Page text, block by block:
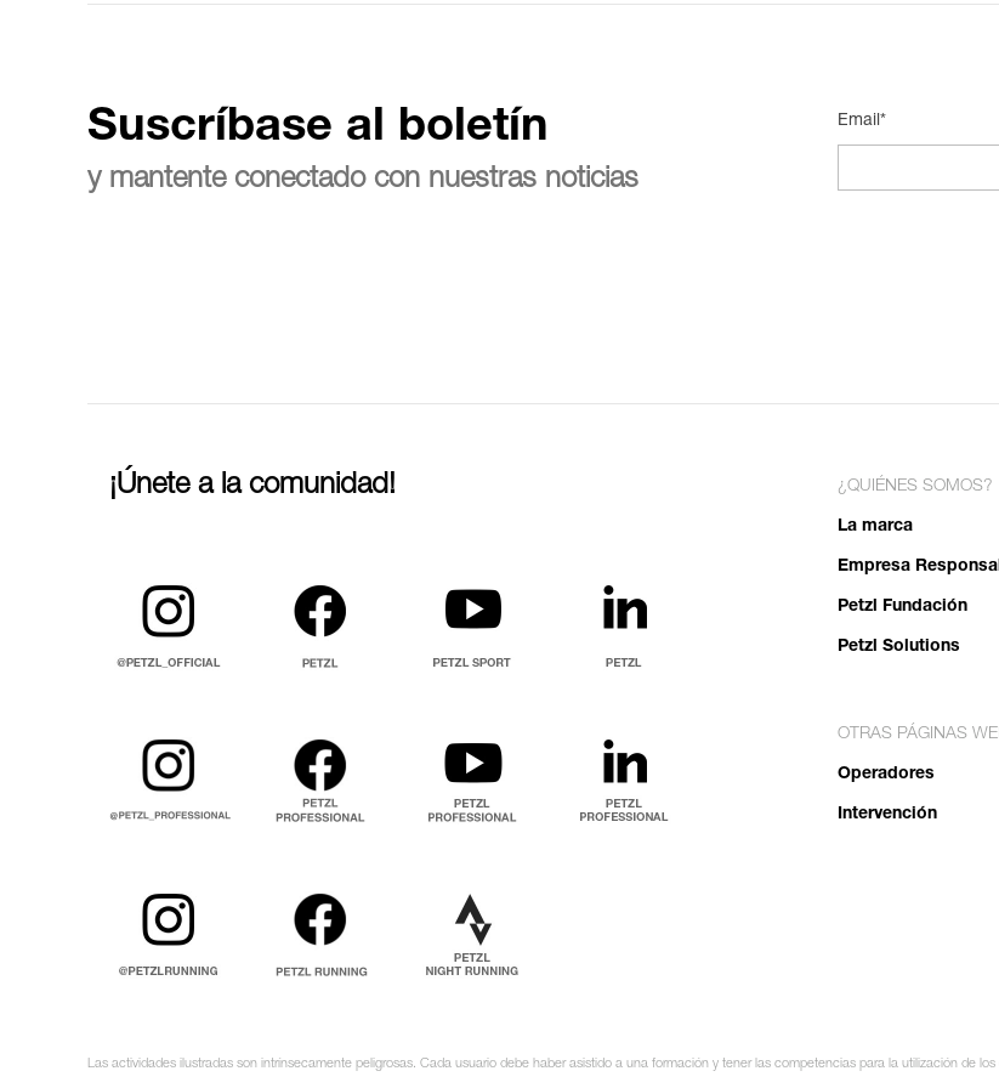
Suscríbase al boletín
y mantente conectado con nuestras noticias
Email*
¡Únete a la comunidad! ¿QUIÉNES SOMOS?
La marca
Empresa
Petzl Fundación
Petzl Solutions
OTRAS PÁGINAS
Operadores
Intervención
Las actividades ilustradas son intrínsecamente peligrosas. Cada usuario debe haber asistido a una formación y tener las competencias para la utilización de